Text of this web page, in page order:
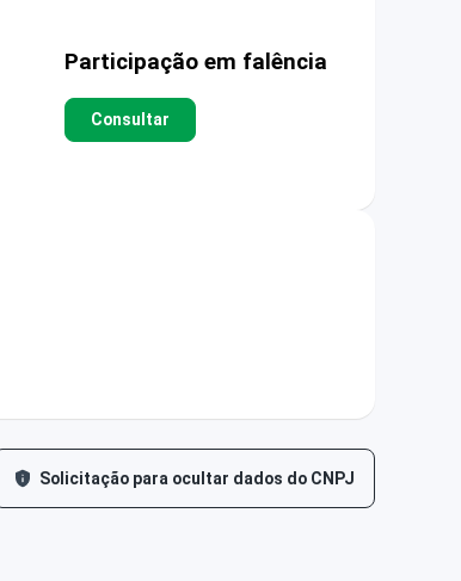
Participação em falência
Consultar
Solicitação para ocultar dados do CNPJ